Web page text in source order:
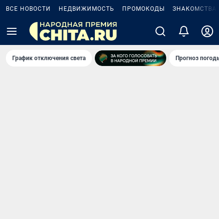
ВСЕ НОВОСТИ НЕДВИЖИМОСТЬ ПРОМОКОДЫ ЗНАКОМСТВА
График отключения света Прогноз